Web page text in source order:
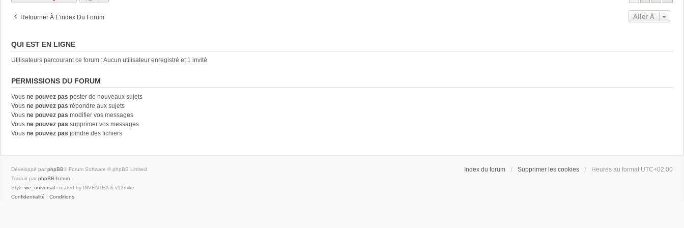
Retourner À L’index Du Forum Aller À
QUI EST EN LIGNE
Utilisateurs parcourant ce forum : Aucun utilisateur enregistré et 1 invité
PERMISSIONS DU FORUM
Vous ne pouvez pas poster de nouveaux sujets
Vous ne pouvez pas répondre aux sujets
Vous ne pouvez pas modifier vos messages
Vous ne pouvez pas supprimer vos messages
Vous ne pouvez pas joindre des fichiers
Index du forum Supprimer les cookies Heures au format UTC+02:00
Développé par phpBB® Forum Software © phpBB Limited
Traduit par phpBB-fr.com
Style we_universal created by INVENTEA & v12mike
Confidentialité | Conditions